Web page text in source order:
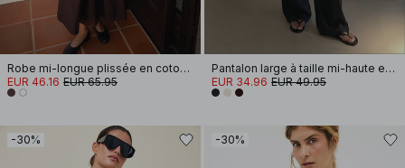
Robe mi-longue plissée en coton à manches courtes
EUR 46.16 EUR 65.95
Pantalon large à taille mi-haute en viscose mélangée
EUR 34.96 EUR 49.95
-30% -30%